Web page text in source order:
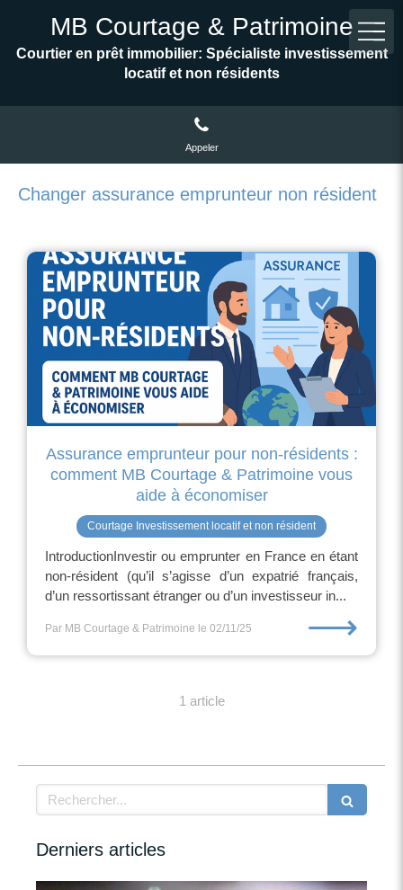
MB Courtage & Patrimoine
Courtier en prêt immobilier: Spécialiste investissement
locatif et non résidents
Appeler
Changer assurance emprunteur non résident
Assurance emprunteur pour non-résidents :
comment MB Courtage & Patrimoine vous
aide à économiser
Courtage Investissement locatif et non résident
IntroductionInvestir ou emprunter en France en étant
non-résident (qu’il s’agisse d’un expatrié français,
d’un ressortissant étranger ou d’un investisseur in...
Par MB Courtage & Patrimoine le 02/11/25 ⟶
1 article
Rechercher
Derniers articles